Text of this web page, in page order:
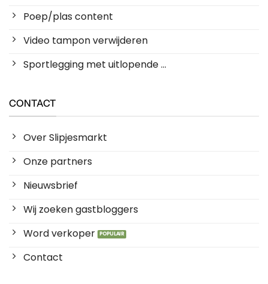
Poep/plas content
Video tampon verwijderen
Sportlegging met uitlopende ...
CONTACT
Over Slipjesmarkt
Onze partners
Nieuwsbrief
Wij zoeken gastbloggers
Word verkoper
Contact